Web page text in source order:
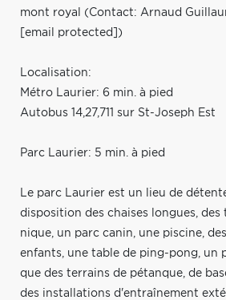
mont royal (Contact: Arnaud
[email protected] )
Localisation:
Métro Laurier: 6 min. à pied
Autobus 14,27,711 sur St-Joseph Est
Parc Laurier: 5 min. à pied
Le parc Laurier est un lieu de
disposition des chaises longues, des
nique, un parc canin, une piscine,
enfants, une table de ping-pong, un
que des terrains de pétanque, de
des installations d'entraînement